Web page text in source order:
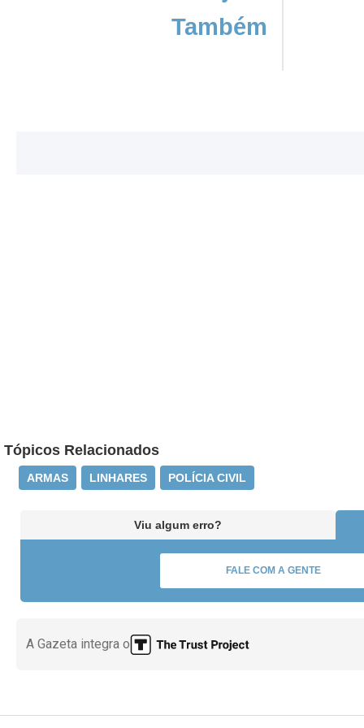
Também
Tópicos Relacionados
ARMAS LINHARES POLÍCIA CIVIL
Viu algum erro?
FALE COM A GENTE
A Gazeta integra o